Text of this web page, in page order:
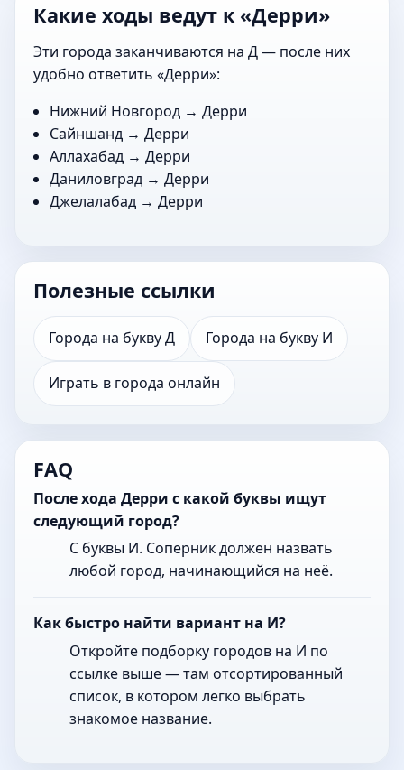
Какие ходы ведут к «Дерри»
Эти города заканчиваются на Д — после них
удобно ответить «Дерри»:
Нижний Новгород → Дерри
Сайншанд → Дерри
Аллахабад → Дерри
Даниловград → Дерри
Джелалабад → Дерри
Полезные ссылки
Города на букву Д Города на букву И
Играть в города онлайн
FAQ
После хода Дерри с какой буквы ищут
следующий город?
С буквы И. Соперник должен назвать
любой город, начинающийся на неё.
Как быстро найти вариант на И?
Откройте подборку городов на И по
ссылке выше — там отсортированный
список, в котором легко выбрать
знакомое название.